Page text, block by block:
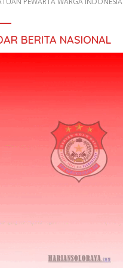
BERITA NASIONAL